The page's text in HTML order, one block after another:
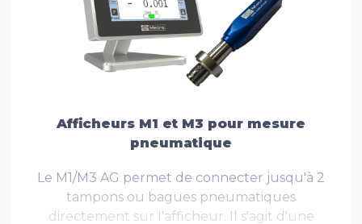
Afficheurs M1 et M3 pour mesure
pneumatique
Le M1/M3 AG permet de connecter jusqu'à 2
tampons ou bagues pneumatiques
directement sur l'afficheur. Il s'agit d'une